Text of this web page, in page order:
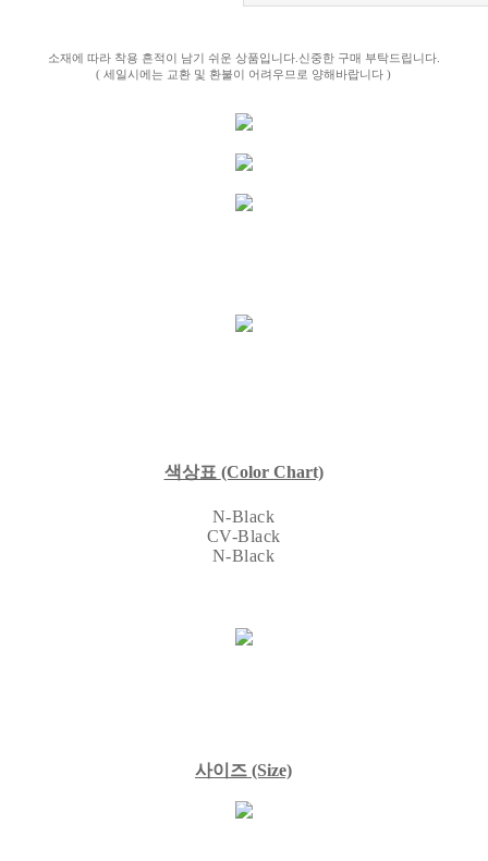
소재에 따라 착용 흔적이 남기 쉬운 상품입니다.신중한 구매 부탁드립니다.
( 세일시에는 교환 및 환불이 어려우므로 양해바랍니다 )
색상표 (Color Chart)
N-Black
CV-Black
N-Black
사이즈 (Size)